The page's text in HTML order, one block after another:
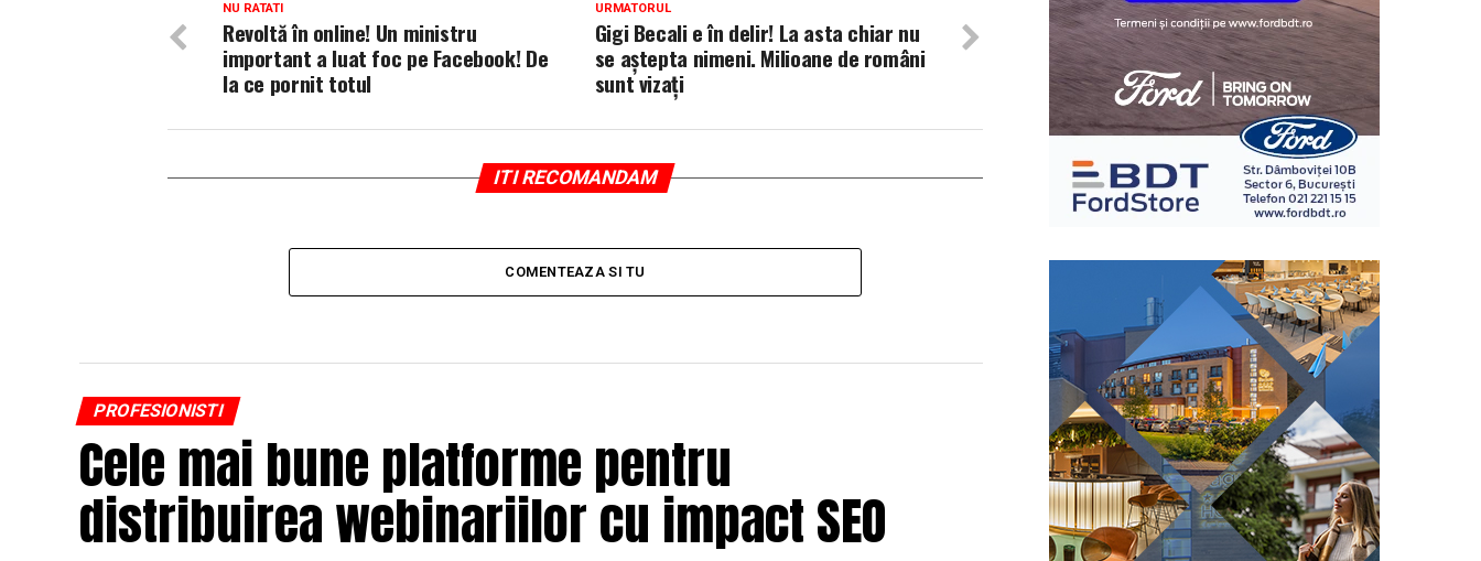
URMATORUL
Gigi Becali e în delir! La asta chiar nu
se aștepta nimeni. Milioane de români
sunt vizați
NU RATATI
Revoltă în online! Un ministru
important a luat foc pe Facebook! De
la ce pornit totul
ITI RECOMANDAM
COMENTEAZA SI TU
PROFESIONISTI
Cele mai bune platforme pentru
distribuirea webinariilor cu impact SEO